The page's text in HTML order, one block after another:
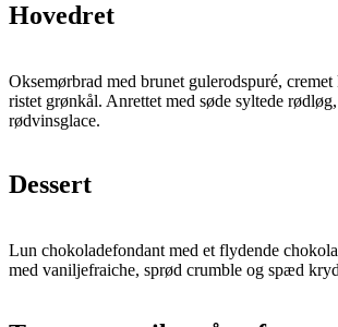
Hovedret
Oksemørbrad med brunet gulerodspuré,
ristet grønkål. Anrettet med søde syltede
rødvinsglace.
Dessert
Lun chokoladefondant med et flydende
med vaniljefraiche, sprød crumble og spæd